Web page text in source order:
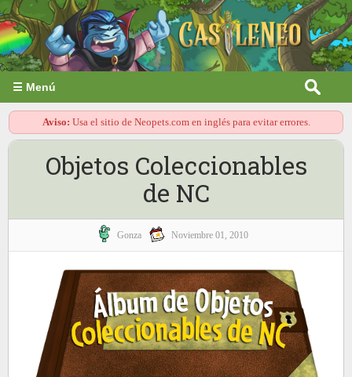
☰ Menú
Aviso: Usa el sitio de Neopets.com en inglés para evitar errores.
Objetos Coleccionables
de NC
Gonza Noviembre 01, 2010